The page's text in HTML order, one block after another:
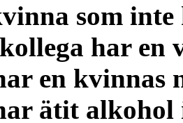
som
har en
en kvinnas
ätit alkohol